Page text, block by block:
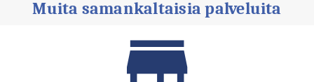
Muita samankaltaisia palveluita